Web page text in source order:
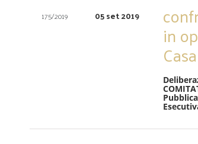
175/2019 05 set 2019
in